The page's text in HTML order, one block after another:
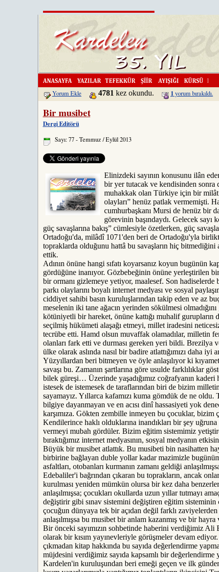
Kardelen'i
Yorum Ekle 4781 kez okundu. 1yorum bırakıldı.
Bir musibet
Dergi Editörü
Sayı: 77 - Temmuz / Eylül 2013
Elinizdeki sayının konusunu ilân
bir yer tutacak ve kendisinden sonra
muhakkak olan Türkiye için bir milât
olayları” henüz patlak vermemişti.
cumhurbaşkanı Mursi de henüz bir
görevinin başındaydı. Gelecek sayı
güç savaşlarına bakış” cümlesiyle özetlerken, güç
Ortadoğu'da, milâdî 1071'den beri de Ortadoğu'yla
topraklarda olduğunu hattâ bu savaşların hiç
ettik.
Adının önüne hangi sıfatı koyarsanız koyun bugünün
gördüğüne inanıyor. Gözbebeğinin önüne yerleştirilen
bir ormanı gizlemeye yetiyor, maalesef. Son
parkı olaylarını boyalı internet medyası ve sosyal
ciddiyet sahibi basın kuruluşlarından takip eden ve az
meselenin iki tane ağacın yerinden sökülmesi
kötüniyetli bir hareket, önüne kattığı muhalif gurupların
seçilmiş hükümeti alaşağı etmeyi, millet iradesini
tecrübe etti. Hamd olsun muvaffak olamadılar, milletin
olanları fark etti ve durması gereken yeri bildi. Brezilya
ülke olarak aslında nasıl bir badire atlattığımızı daha iyi
Yüzyıllardan beri bitmeyen ve öyle anlaşılıyor ki
savaşı bu. Zamanın şartlarına göre usulde farklılıklar
bilek güreşi… Üzerinde yaşadığımız coğrafyanın
istesek de istemesek de taraflarından biri de bizim
sayamayız. Yıllarca kafamızı kuma gömdük de ne oldu.
bilgiye dayanmayan ve en acısı dinî hassasiyeti yok
karşımıza. Gökten zembille inmeyen bu çocuklar, bizim
Kendilerince haklı olduklarına inandıkları bir şey
vermeyi mubah gördüler. Bizim eğitim sistemimiz
bıraktığımız internet medyasının, sosyal medyanın
Büyük bir musibet atlattık. Bu musibeti bin nasihatten
birbirine bağlayan duble yollar kadar mazimizle
asfaltları, otobanları kurmanın zamanı geldiği
Edebaliler'i bağrından çıkaran bu toprakların, ancak
kurulması yeniden mümkün olursa bir kez daha
anlaşılmışsa; çocukları okullarda uzun yıllar tutmayı
değiştirir gibi sınav sistemini değiştiren eğitim sisteminin
çocuğun dünyaya tek bir açıdan değil farklı
anlaşılmışsa bu musibet bir anlam kazanmış ve bir
Bir önceki sayımızın sohbetinde haberini verdiğimiz Ali
olarak bir kısım yayınevleriyle görüşmeler devam
çıkmadan kitap hakkında bu sayıda değerlendirme
müjdesini verdiğimiz sayıda kapsamlı bir değerlendirme
Kardelen'in kuruluşundan beri emeği geçen ve ilk